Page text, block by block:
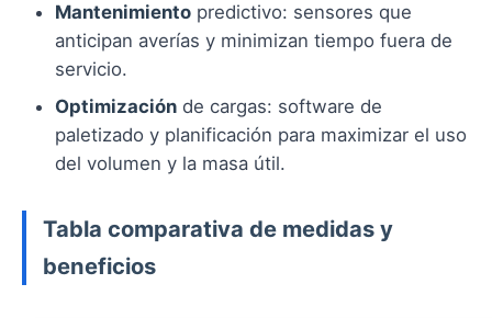
Mantenimiento predictivo: sensores que
anticipan averías y minimizan tiempo fuera de
servicio.
Optimización de cargas: software de
paletizado y planificación para maximizar el uso
del volumen y la masa útil.
Tabla comparativa de medidas y
beneficios